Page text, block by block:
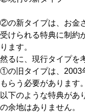
②の新タイプは、お金
受けられる特典に制約
ります。
然るに、現行タイプを
①の旧タイプは、2003
もらう必要があります。
以下のような特典があ
の余地はありません。